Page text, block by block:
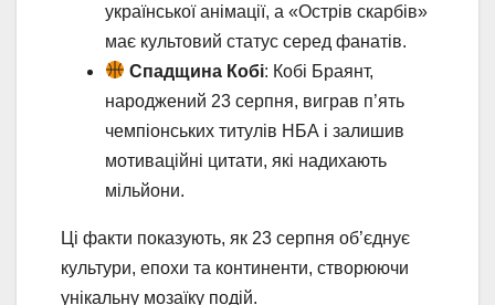
української анімації, а «Острів скарбів»
має культовий статус серед фанатів.
Спадщина Кобі: Кобі Браянт,
народжений 23 серпня, виграв п’ять
чемпіонських титулів НБА і залишив
мотиваційні цитати, які надихають
мільйони.
Ці факти показують, як 23 серпня об’єднує
культури, епохи та континенти, створюючи
унікальну мозаїку подій.